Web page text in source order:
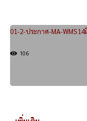
01-2-ประกาศ-MA-WMS14
106